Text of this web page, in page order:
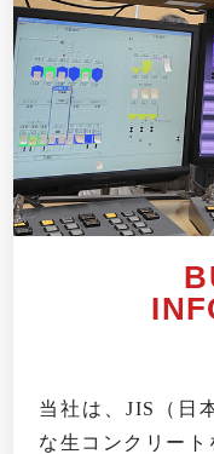
当社は、JIS（日
な生コンクリート